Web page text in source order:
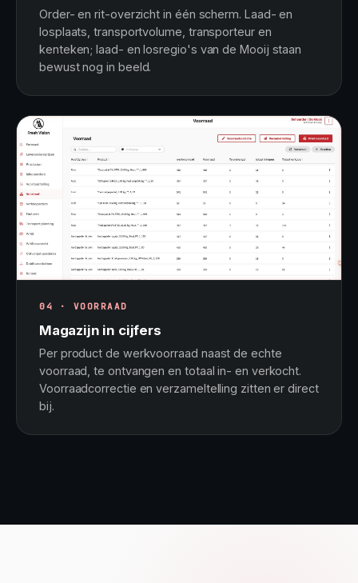
Order- en rit-overzicht in één scherm. Laad- en
losplaats, transportvolume, transporteur en
kenteken; laad- en losregio's van de Mooij staan
bewust nog in beeld.
04 · VOORRAAD
Magazijn in cijfers
Per product de werkvoorraad naast de echte
voorraad, te ontvangen en totaal in- en verkocht.
Voorraadcorrectie en verzameltelling zitten er direct
bij.